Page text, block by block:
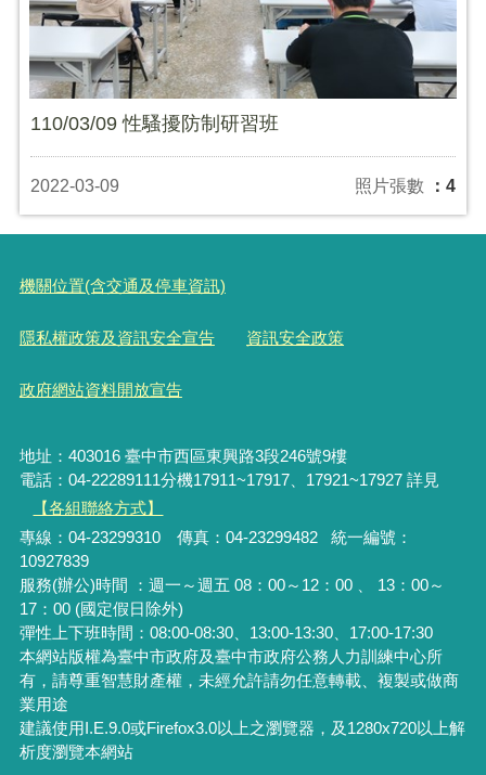
110/03/09 性騷擾防制研習班
2022-03-09 照片張數 ：4
機關位置(含交通及停車資訊)
隱私權政策及資訊安全宣告 資訊安全政策
政府網站資料開放宣告
地址：403016 臺中市西區東興路3段246號9樓
電話：04-22289111分機17911~17917、17921~17927 詳見
【各組聯絡方式】
專線：04-23299310 傳真：04-23299482 統一編號：
10927839
服務(辦公)時間 ：週一～週五 08：00～12：00 、 13：00～
17：00 (國定假日除外)
彈性上下班時間：08:00-08:30、13:00-13:30、17:00-17:30
本網站版權為臺中市政府及臺中市政府公務人力訓練中心所
有，請尊重智慧財產權，未經允許請勿任意轉載、複製或做商
業用途
建議使用I.E.9.0或Firefox3.0以上之瀏覽器，及1280x720以上解
析度瀏覽本網站